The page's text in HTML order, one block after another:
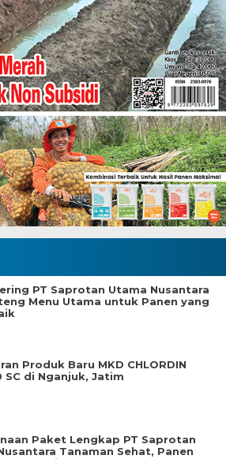
PT Saprotan Utama Nusantara
Menu Utama untuk Panen yang
Produk Baru MKD CHLORDIN
SC di Nganjuk, Jatim
Paket Lengkap PT Saprotan
Tanaman Sehat, Panen